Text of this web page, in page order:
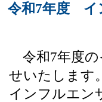
令和7年度 イ
令和7年度の
せいたします。
インフルエン